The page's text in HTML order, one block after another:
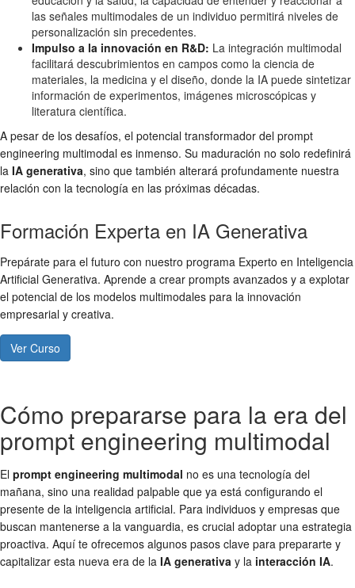
las señales multimodales de un individuo permitirá niveles de
personalización sin precedentes.
Impulso a la innovación en R&D: La integración multimodal
facilitará descubrimientos en campos como la ciencia de
materiales, la medicina y el diseño, donde la IA puede sintetizar
información de experimentos, imágenes microscópicas y
literatura científica.
A pesar de los desafíos, el potencial transformador del prompt
engineering multimodal es inmenso. Su maduración no solo redefinirá
la IA generativa, sino que también alterará profundamente nuestra
relación con la tecnología en las próximas décadas.
Formación Experta en IA Generativa
Prepárate para el futuro con nuestro programa Experto en Inteligencia
Artificial Generativa. Aprende a crear prompts avanzados y a explotar
el potencial de los modelos multimodales para la innovación
empresarial y creativa.
Ver Curso
Cómo prepararse para la era del
prompt engineering multimodal
El prompt engineering multimodal no es una tecnología del
mañana, sino una realidad palpable que ya está configurando el
presente de la inteligencia artificial. Para individuos y empresas que
buscan mantenerse a la vanguardia, es crucial adoptar una estrategia
proactiva. Aquí te ofrecemos algunos pasos clave para prepararte y
capitalizar esta nueva era de la IA generativa y la interacción IA.